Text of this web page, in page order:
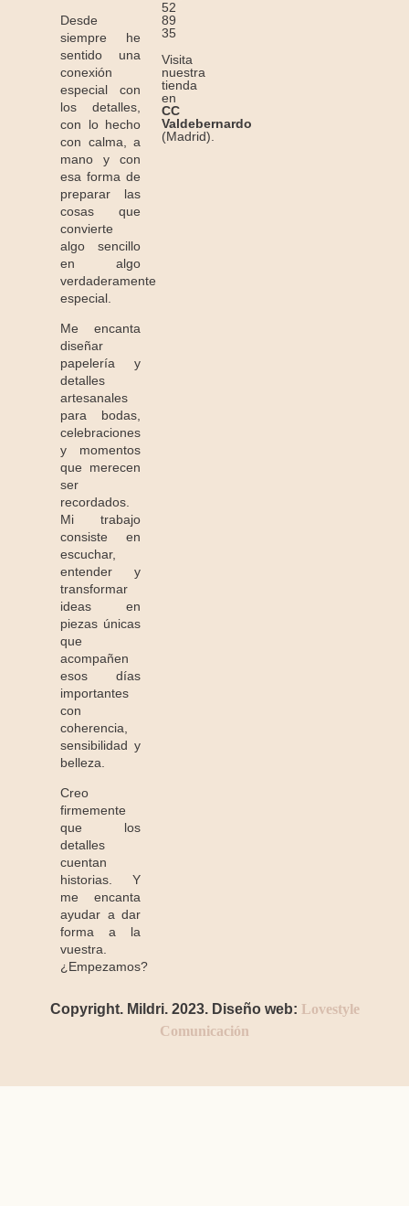
Desde
siempre he
sentido una
conexión
especial con
los detalles,
con lo hecho
con calma, a
mano y con
esa forma de
preparar las
cosas que
convierte
algo sencillo
en algo
verdaderamente
especial.
Me encanta
diseñar
papelería y
detalles
artesanales
para bodas,
celebraciones
y momentos
que merecen
ser
recordados.
Mi trabajo
consiste en
escuchar,
entender y
transformar
ideas en
piezas únicas
que
acompañen
esos días
importantes
con
coherencia,
sensibilidad y
belleza.
Creo
firmemente
que los
detalles
cuentan
historias. Y
me encanta
ayudar a dar
forma a la
vuestra.
¿Empezamos?
52
89
35
Visita
nuestra
tienda
en
CC
Valdebernardo
(Madrid).
Copyright. Mildri. 2023. Diseño web: Lovestyle
Comunicación